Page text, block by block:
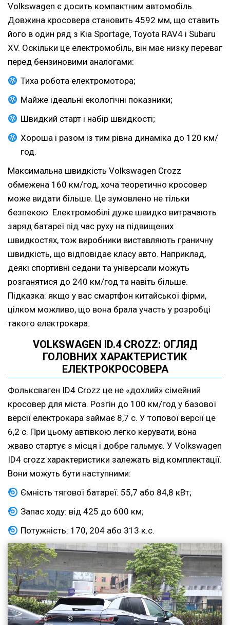
Volkswagen є досить компактним автомобіль.
Довжина кросовера становить 4592 мм, що ставить
його в один ряд з Kia Sportage, Toyota RAV4 і Subaru
XV. Оскільки це електромобіль, він має низку переваг
перед бензиновими аналогами:
Тиха робота електромотора;
Майже ідеальні екологічні показники;
Швидкий старт і набір швидкості;
Хороша і разом із тим рівна динаміка до 120 км/
год.
Максимальна швидкість Volkswagen Crozz
обмежена 160 км/год, хоча теоретично кросовер
може видати більше. Це зумовлено не тільки
безпекою. Електромобілі дуже швидко витрачають
заряд батареї під час руху на підвищених
швидкостях, тож виробники виставляють граничну
швидкість, що відповідає класу авто. Наприклад,
деякі спортивні седани та універсали можуть
розганятися до 240 км/год та навіть більше.
Підказка: якщо у вас смартфон китайської фірми,
цілком можливо, що вона брала участь у розробці
такого електрокара.
VOLKSWAGEN ID.4 CROZZ: ОГЛЯД
ГОЛОВНИХ ХАРАКТЕРИСТИК
ЕЛЕКТРОКРОСОВЕРА
Фольксваген ID4 Crozz це не «дохлий» сімейний
кросовер для міста. Розгін до 100 км/год у базової
версії електрокара займає 8,7 с. У топової версії це
6,2 с. При цьому автівкою легко керувати, вона
жваво стартує з місця і добре гальмує. У Volkswagen
ID4 crozz характеристики залежать від комплектації.
Вони можуть бути наступними:
Ємність тягової батареї: 55,7 або 84,8 кВт;
Запас ходу: від 425 до 600 км;
Потужність: 170, 204 або 313 к.с.